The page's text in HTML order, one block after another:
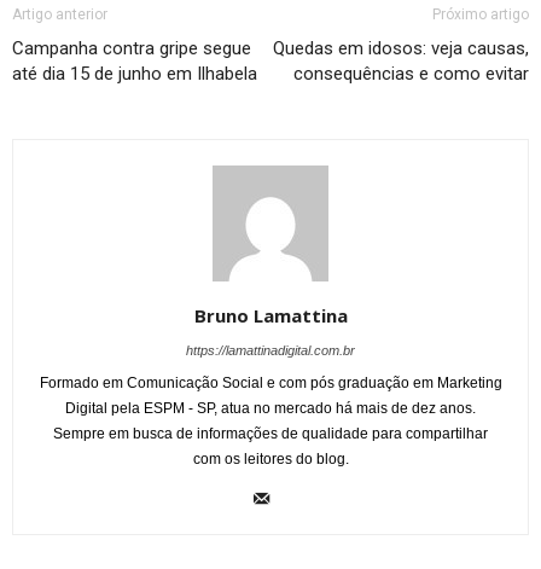
Artigo anterior
Campanha contra gripe segue
até dia 15 de junho em Ilhabela
Próximo artigo
Quedas em idosos: veja causas,
consequências e como evitar
Bruno Lamattina
https://lamattinadigital.com.br
Formado em Comunicação Social e com pós graduação em Marketing
Digital pela ESPM - SP, atua no mercado há mais de dez anos.
Sempre em busca de informações de qualidade para compartilhar
com os leitores do blog.